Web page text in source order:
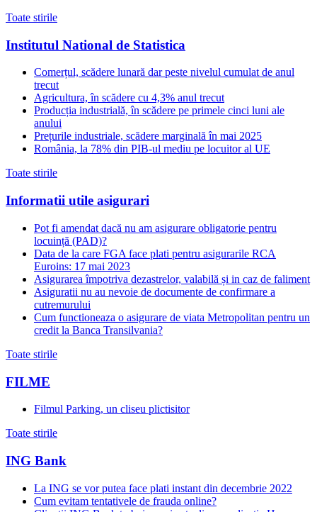
Toate stirile
Institutul National de Statistica
Comerțul, scădere lunară dar peste nivelul cumulat de anul
trecut
Agricultura, în scădere cu 4,3% anul trecut
Producția industrială, în scădere pe primele cinci luni ale
anului
Prețurile industriale, scădere marginală în mai 2025
România, la 78% din PIB-ul mediu pe locuitor al UE
Toate stirile
Informatii utile asigurari
Pot fi amendat dacă nu am asigurare obligatorie pentru
locuință (PAD)?
Data de la care FGA face plati pentru asigurarile RCA
Euroins: 17 mai 2023
Asigurarea împotriva dezastrelor, valabilă și in caz de faliment
Asiguratii nu au nevoie de documente de confirmare a
cutremurului
Cum functioneaza o asigurare de viata Metropolitan pentru un
credit la Banca Transilvania?
Toate stirile
FILME
Filmul Parking, un cliseu plictisitor
Toate stirile
ING Bank
La ING se vor putea face plati instant din decembrie 2022
Cum evitam tentativele de frauda online?